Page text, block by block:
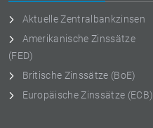
Aktuelle Zentralbankzinsen
Amerikanische Zinssätze
(FED)
Britische Zinssätze (BoE)
Europäische Zinssätze (ECB)